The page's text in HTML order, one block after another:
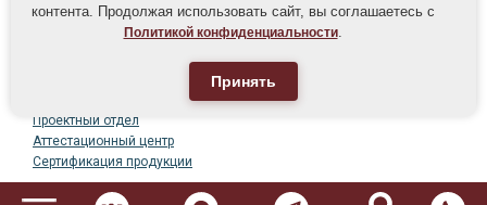
Проектный отдел
Аттестационный центр
Сертификация продукции
контента. Продолжая использовать сайт, вы соглашаетесь с
Политикой конфиденциальности.
Принять